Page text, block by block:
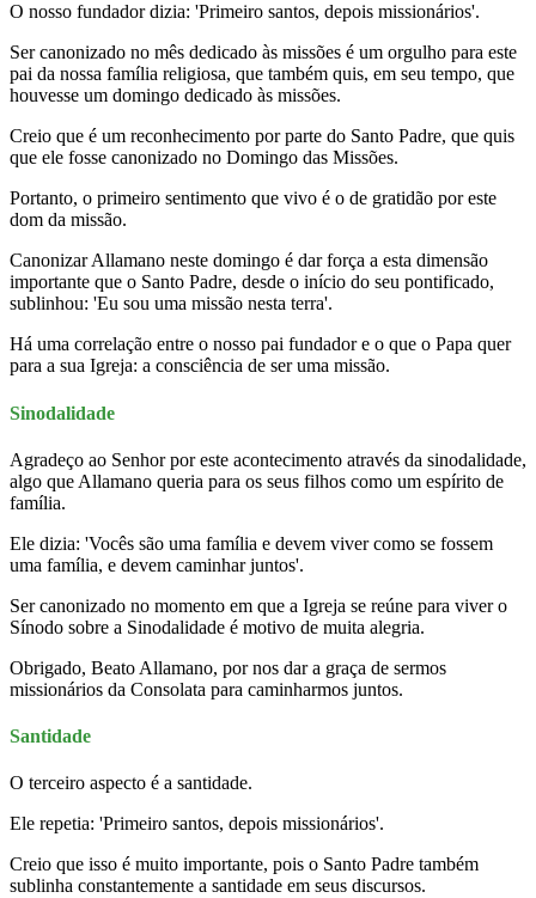
O nosso fundador dizia: 'Primeiro santos, depois missionários'.
Ser canonizado no mês dedicado às missões é um orgulho para este
pai da nossa família religiosa, que também quis, em seu tempo, que
houvesse um domingo dedicado às missões.
Creio que é um reconhecimento por parte do Santo Padre, que quis
que ele fosse canonizado no Domingo das Missões.
Portanto, o primeiro sentimento que vivo é o de gratidão por este
dom da missão.
Canonizar Allamano neste domingo é dar força a esta dimensão
importante que o Santo Padre, desde o início do seu pontificado,
sublinhou: 'Eu sou uma missão nesta terra'.
Há uma correlação entre o nosso pai fundador e o que o Papa quer
para a sua Igreja: a consciência de ser uma missão.
Sinodalidade
Agradeço ao Senhor por este acontecimento através da sinodalidade,
algo que Allamano queria para os seus filhos como um espírito de
família.
Ele dizia: 'Vocês são uma família e devem viver como se fossem
uma família, e devem caminhar juntos'.
Ser canonizado no momento em que a Igreja se reúne para viver o
Sínodo sobre a Sinodalidade é motivo de muita alegria.
Obrigado, Beato Allamano, por nos dar a graça de sermos
missionários da Consolata para caminharmos juntos.
Santidade
O terceiro aspecto é a santidade.
Ele repetia: 'Primeiro santos, depois missionários'.
Creio que isso é muito importante, pois o Santo Padre também
sublinha constantemente a santidade em seus discursos.